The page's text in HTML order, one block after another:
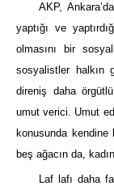
AKP,
yaptığı ve
olmasını bir
sosyalistler halkın
direniş daha
umut verici. Umut
konusunda
beş ağacın da,
Laf lafı daha